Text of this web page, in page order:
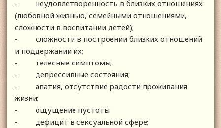
- неудовлетворенность в близких отношениях
(любовной жизнью, семейными отношениями,
сложности в воспитании детей);
- сложности в построении близких отношений
и поддержании их;
- телесные симптомы;
- депрессивные состояния;
- апатия, отсутствие радости проживания
жизни;
- ощущение пустоты;
- дефицит в сексуальной сфере;